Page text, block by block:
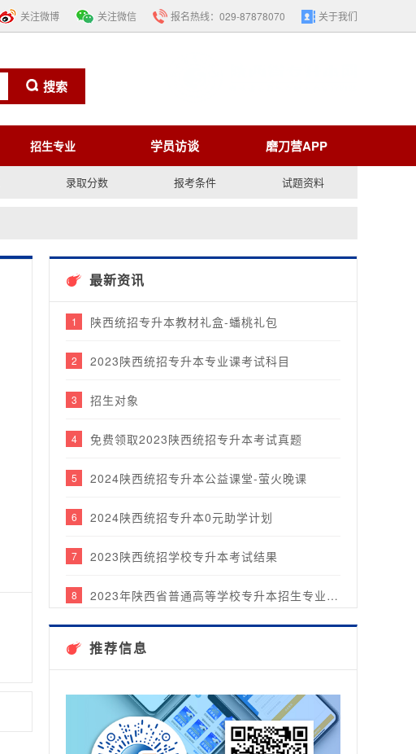
关注微博 关注微信 报名热线： 029-87878070 关于我们
搜索
招生专业 学员访谈 磨刀营APP
录取分数 报考条件 试题资料
最新资讯
1 陕西统招专升本教材礼盒-蟠桃礼包
2 2023陕西统招专升本专业课考试科目
3 招生对象
4 免费领取2023陕西统招专升本考试真题
5 2024陕西统招专升本公益课堂-萤火晚课
6 2024陕西统招专升本0元助学计划
7 2023陕西统招学校专升本考试结果
8 2023年陕西省普通高等学校专升本招生专业目录
10 贵思教育2023年度年中表彰大会&团建乐游行圆满完成！
推荐信息